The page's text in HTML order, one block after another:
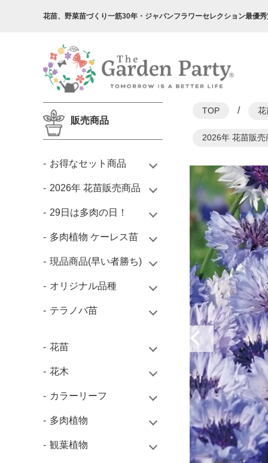
花苗、野菜苗づくり一筋30年・ ジャパンフラワーセレクション最優
TOP / 花
2026年 花苗販売
販売商品
お得なセット商品
2026年 花苗販売商品
29日は多肉の日！
多肉植物 ケーレス苗
現品商品(早い者勝ち)
オリジナル品種
テラノバ苗
花苗
花木
カラーリーフ
多肉植物
観葉植物